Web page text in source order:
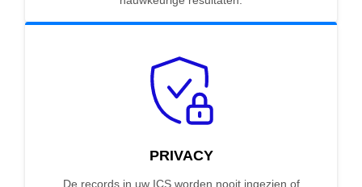
PRIVACY
De records in uw ICS worden nooit ingezien of